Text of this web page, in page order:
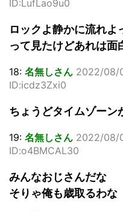
ID:LufLao9u0
ロックよ静かに流れ
って見たけどあれは面
18: 名無しさん 2022/08/
ID:icdz3Zxi0
ちょうどタイムゾーン
19: 名無しさん 2022/08/
ID:o4BMCAL30
みんなおじさんだな
そりゃ俺も歳取るわな